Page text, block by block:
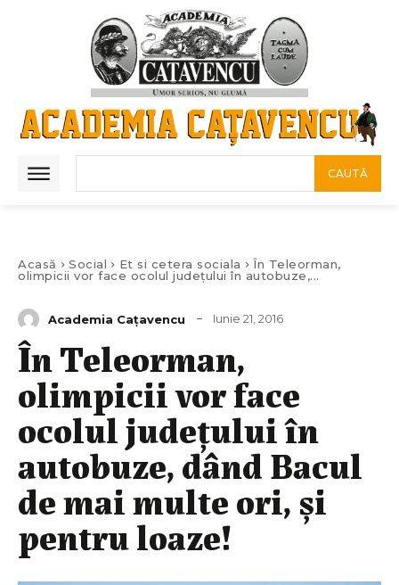
CAUTĂ
Acasă Social Et si cetera sociala
În Teleorman,
olimpicii vor face ocolul județului în autobuze,...
Academia Caţavencu Iunie 21, 2016
În Teleorman,
olimpicii vor face
ocolul județului în
autobuze, dând Bacul
de mai multe ori, și
pentru loaze!